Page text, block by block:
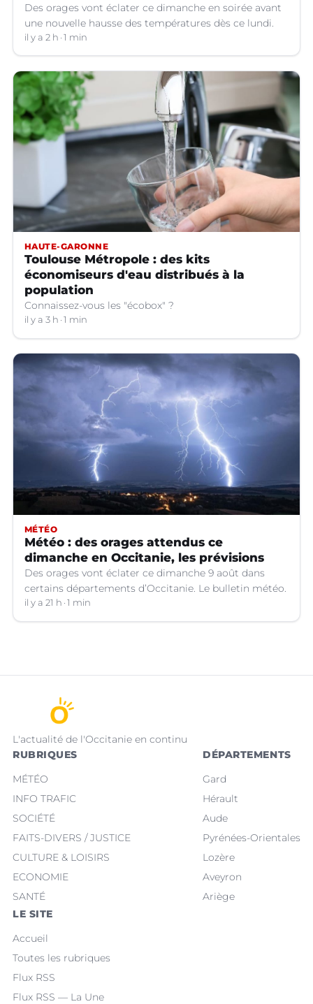
Des orages vont éclater ce dimanche en soirée avant
une nouvelle hausse des températures dès ce lundi.
il y a 2 h 1 min
HAUTE-GARONNE
Toulouse Métropole : des kits
économiseurs d'eau distribués à la
population
Connaissez-vous les "écobox" ?
il y a 3 h 1 min
MÉTÉO
Météo : des orages attendus ce
dimanche en Occitanie, les prévisions
Des orages vont éclater ce dimanche 9 août dans
certains départements d’Occitanie. Le bulletin météo.
il y a 21 h 1 min
L'actualité de l'Occitanie en continu
RUBRIQUES
MÉTÉO
INFO TRAFIC
SOCIÉTÉ
FAITS-DIVERS / JUSTICE
CULTURE & LOISIRS
ECONOMIE
SANTÉ
DÉPARTEMENTS
Gard
Hérault
Aude
Pyrénées-Orientales
Lozère
Aveyron
Ariège
LE SITE
Accueil
Toutes les rubriques
Flux RSS
Flux RSS — La Une